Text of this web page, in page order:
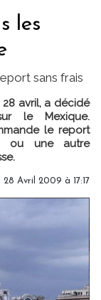
les
sans frais
28 avril, a décidé
le Mexique.
le report
ou une autre
Avril 2009 à 17:17